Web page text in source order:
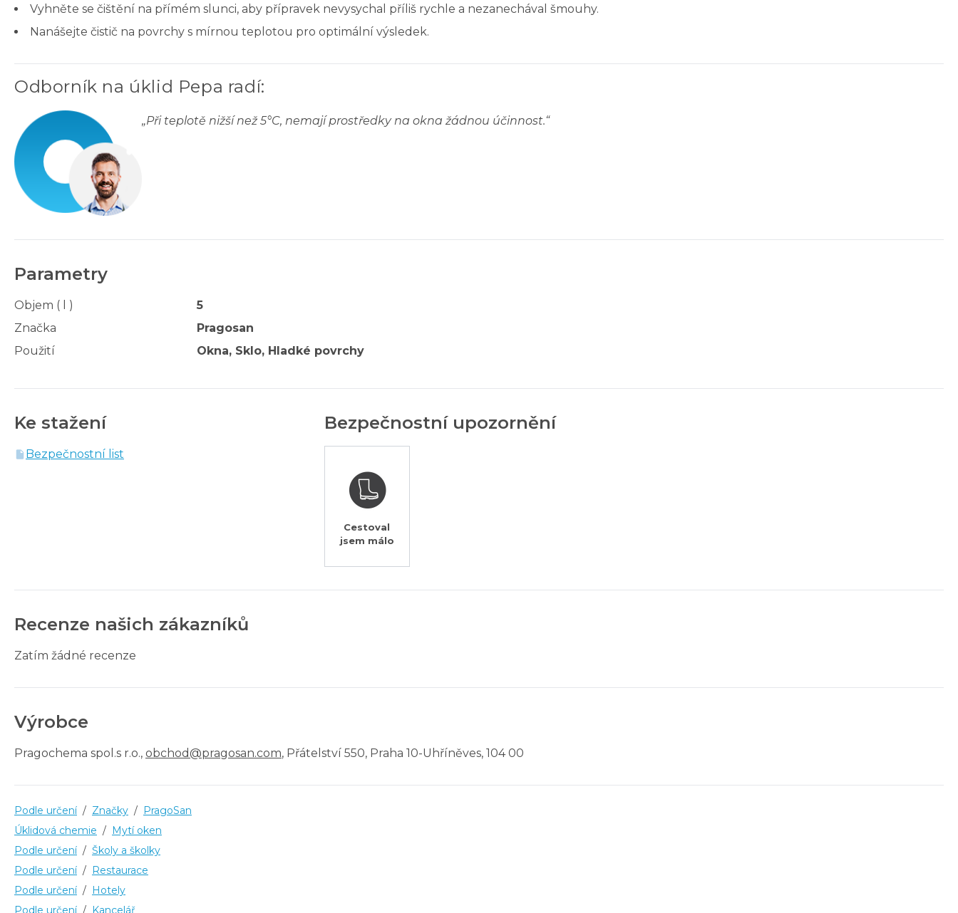
Vyhněte se čištění na přímém slunci, aby přípravek nevysychal příliš rychle a nezanechával šmouhy.
Nanášejte čistič na povrchy s mírnou teplotou pro optimální výsledek.
Odborník na úklid Pepa radí:
„Při teplotě nižší než 5°C, nemají prostředky na okna žádnou účinnost.“
Parametry
Objem ( l )
5
Značka
Pragosan
Použití
Okna, Sklo, Hladké povrchy
Ke stažení
Bezpečnostní list
Bezpečnostní upozornění
Cestoval
jsem málo
Recenze našich zákazníků
Zatím žádné recenze
Výrobce
Pragochema spol.s r.o., obchod@pragosan.com, Přátelství 550, Praha 10-Uhříněves, 104 00
Podle určení / Značky / PragoSan
Úklidová chemie / Mytí oken
Podle určení / Školy a školky
Podle určení / Restaurace
Podle určení / Hotely
Podle určení / Kancelář